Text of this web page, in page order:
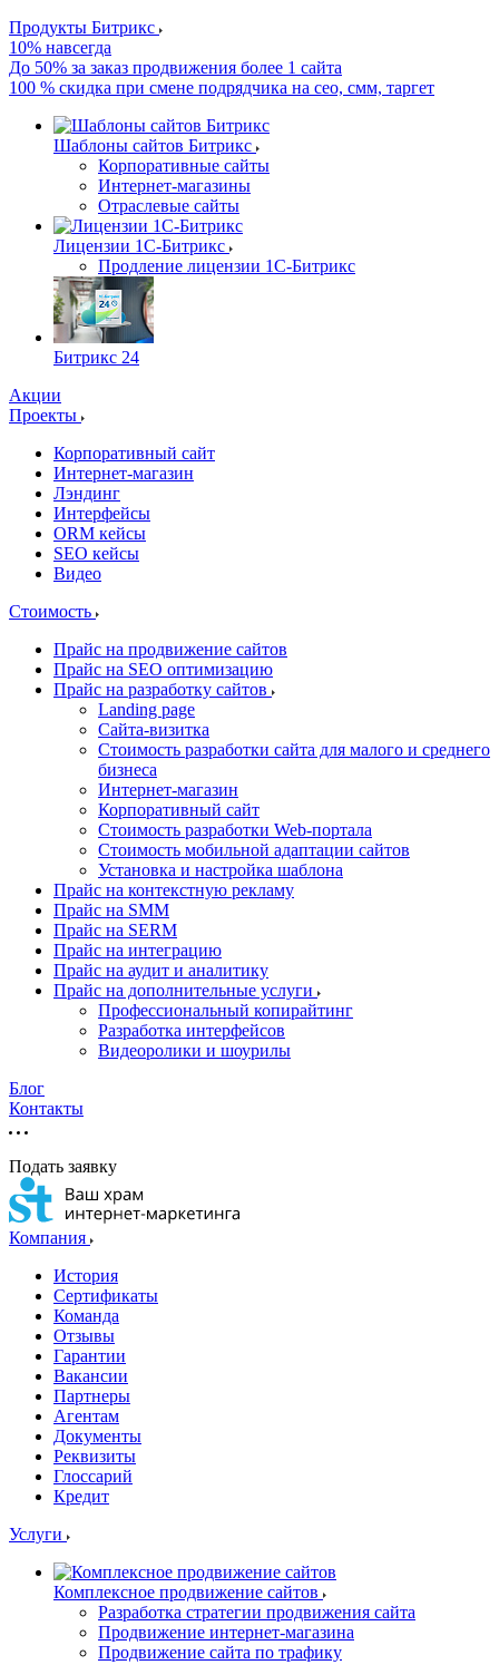
Продукты Битрикс
10% навсегда
До 50% за заказ продвижения более 1 сайта
100 % скидка при смене подрядчика на сео, смм, таргет
Шаблоны сайтов Битрикс
Корпоративные сайты
Интернет-магазины
Отраслевые сайты
Лицензии 1С-Битрикс
Продление лицензии 1С-Битрикс
Битрикс 24
Акции
Проекты
Корпоративный сайт
Интернет-магазин
Лэндинг
Интерфейсы
ORM кейсы
SEO кейсы
Видео
Стоимость
Прайс на продвижение сайтов
Прайс на SEO оптимизацию
Прайс на разработку сайтов
Landing page
Cайта-визитка
Стоимость разработки сайта для малого и среднего
бизнеса
Интернет-магазин
Корпоративный сайт
Стоимость разработки Web-портала
Стоимость мобильной адаптации сайтов
Установка и настройка шаблона
Прайс на контекстную рекламу
Прайс на SMM
Прайс на SERM
Прайс на интеграцию
Прайс на аудит и аналитику
Прайс на дополнительные услуги
Профессиональный копирайтинг
Разработка интерфейсов
Видеоролики и шоурилы
Блог
Контакты
Подать заявку
Компания
История
Сертификаты
Команда
Отзывы
Гарантии
Вакансии
Партнеры
Агентам
Документы
Реквизиты
Глоссарий
Кредит
Услуги
Комплексное продвижение сайтов
Разработка стратегии продвижения сайта
Продвижение интернет-магазина
Продвижение сайта по трафику